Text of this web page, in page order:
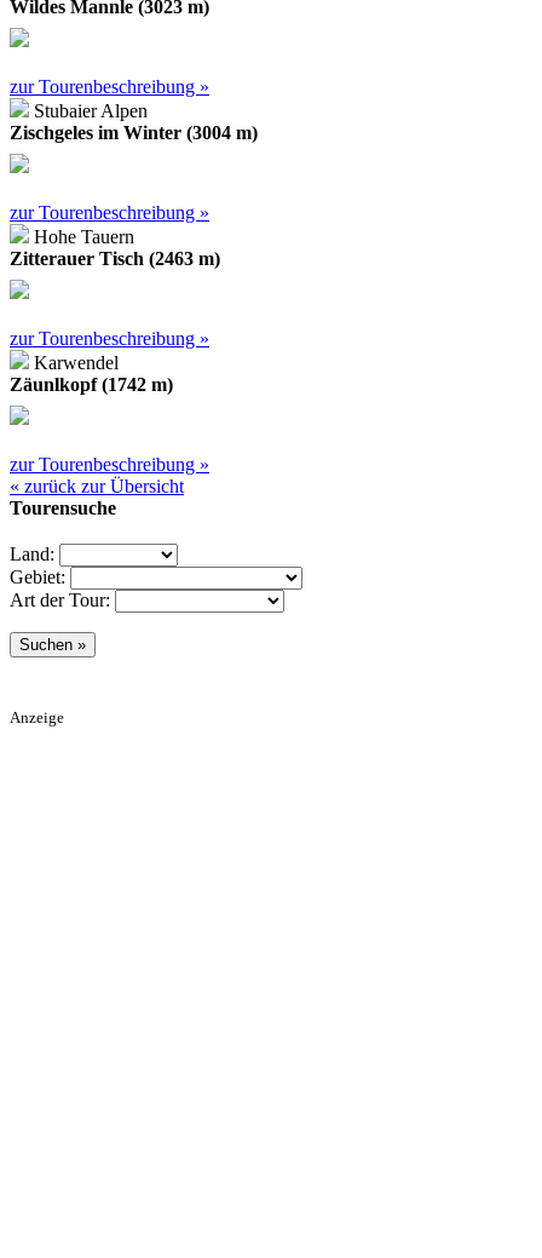
Wildes Mannle (3023 m)
zur Tourenbeschreibung »
Stubaier Alpen
Zischgeles im Winter (3004 m)
zur Tourenbeschreibung »
Hohe Tauern
Zitterauer Tisch (2463 m)
zur Tourenbeschreibung »
Karwendel
Zäunlkopf (1742 m)
zur Tourenbeschreibung »
« zurück zur Übersicht
Tourensuche
Land:
Gebiet:
Art der Tour:
Anzeige